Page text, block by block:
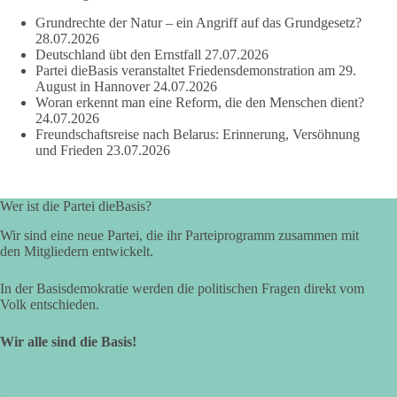
219 7 55
DieBasis
2 Tage(n) zuvor
Wusstest du, dass Kooperation in Sachfragen etwas anderes ist
als eine feste Koalition?
Regierungsverantwortung, feste Vereinbarungen und
dauerhafte Bindungen. Kooperation in Sachfragen bedeutet
dagegen: Ein Vorschlag wird einzeln geprüft.
🟩🟩🟦🟦🟥🟥🟧🟧
Vorschläge können Zustimmung erhalten. Schlechte
Grundrechte der Natur – ein Angriff auf das Grundgesetz?
28.07.2026
Deutschland übt den Ernstfall 27.07.2026
Partei dieBasis veranstaltet Friedensdemonstration am 29.
August in Hannover 24.07.2026
Woran erkennt man eine Reform, die den Menschen dient?
24.07.2026
Freundschaftsreise nach Belarus: Erinnerung, Versöhnung
und Frieden 23.07.2026
Wer ist die Partei dieBasis?
Wir sind eine neue Partei, die ihr Parteiprogramm zusammen mit
den Mitgliedern entwickelt.
In der Basisdemokratie werden die politischen Fragen direkt vom
Volk entschieden.
Wir alle sind die Basis!